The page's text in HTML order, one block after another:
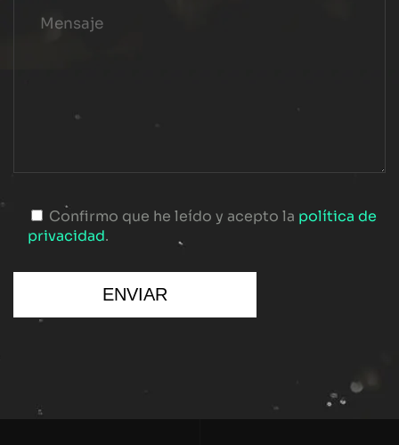
Confirmo que he leído y acepto la política de
privacidad.
ENVIAR